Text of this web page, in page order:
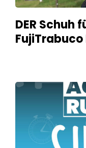
DER Schuh
FujiTrabuco